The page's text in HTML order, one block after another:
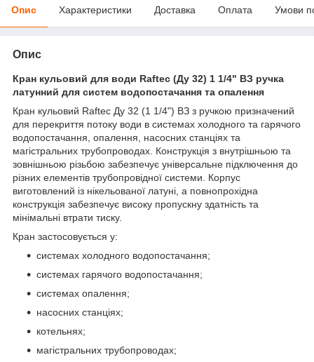
Опис Характеристики Доставка Оплата Умови
Опис
Кран кульовий для води Raftec (Ду 32) 1 1/4" ВЗ ручка
латунний для систем водопостачання та опалення
Кран кульовий Raftec Ду 32 (1 1/4") ВЗ з ручкою призначений
для перекриття потоку води в системах холодного та гарячого
водопостачання, опалення, насосних станціях та
магістральних трубопроводах. Конструкція з внутрішньою та
зовнішньою різьбою забезпечує універсальне підключення до
різних елементів трубопровідної системи. Корпус
виготовлений із нікельованої латуні, а повнопрохідна
конструкція забезпечує високу пропускну здатність та
мінімальні втрати тиску.
Кран застосовується у:
системах холодного водопостачання;
системах гарячого водопостачання;
системах опалення;
насосних станціях;
котельнях;
магістральних трубопроводах;